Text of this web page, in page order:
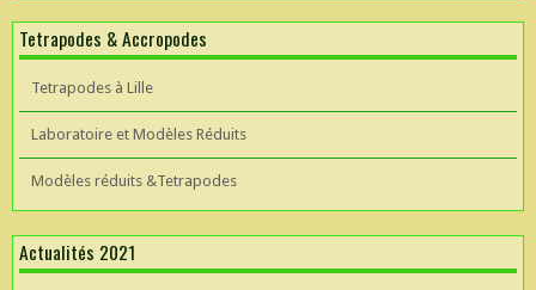
Tetrapodes & Accropodes
Tetrapodes à Lille
Laboratoire et Modèles Réduits
Modèles réduits &Tetrapodes
Actualités 2021